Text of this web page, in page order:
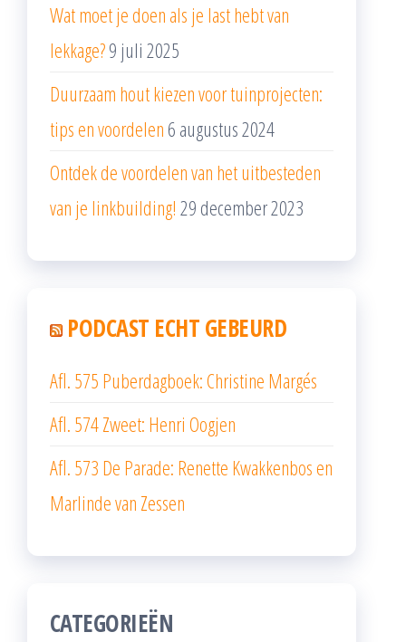
Wat moet je doen als je last hebt van
lekkage?9 juli 2025
Duurzaam hout kiezen voor tuinprojecten:
tips en voordelen 6 augustus 2024
Ontdek de voordelen van het uitbesteden
van je linkbuilding! 29 december 2023
PODCAST ECHT GEBEURD
Afl. 575 Puberdagboek: Christine Margés
Afl. 574 Zweet: Henri Oogjen
Afl. 573 De Parade: Renette Kwakkenbos en
Marlinde van Zessen
CATEGORIEËN